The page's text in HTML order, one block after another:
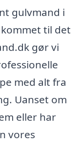
gulvmand i
til det
gør vi
med alt fra
Uanset om
eller har
vores